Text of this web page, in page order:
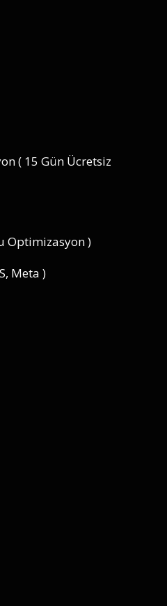
( 15 Gün Ücretsiz
Optimizasyon )
Meta )